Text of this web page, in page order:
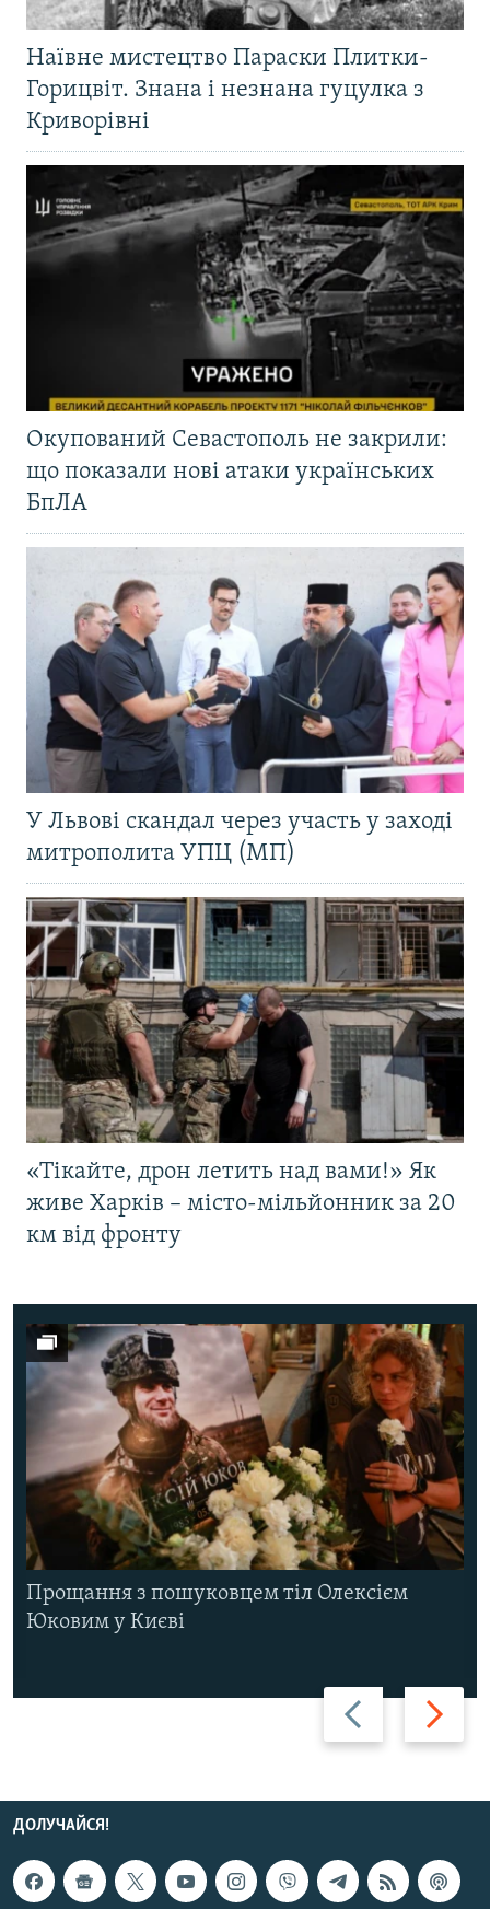
Наївне мистецтво Параски Плитки-
Горицвіт. Знана і незнана гуцулка з
Криворівні
Окупований Севастополь не закрили:
що показали нові атаки українських
БпЛА
У Львові скандал через участь у заході
митрополита УПЦ (МП)
«Тікайте, дрон летить над вами!» Як
живе Харків – місто-мільйонник за 20
км від фронту
Назад Вперед
Прощання з пошуковцем тіл Олексієм
Юковим у Києві
ДОЛУЧАЙСЯ!